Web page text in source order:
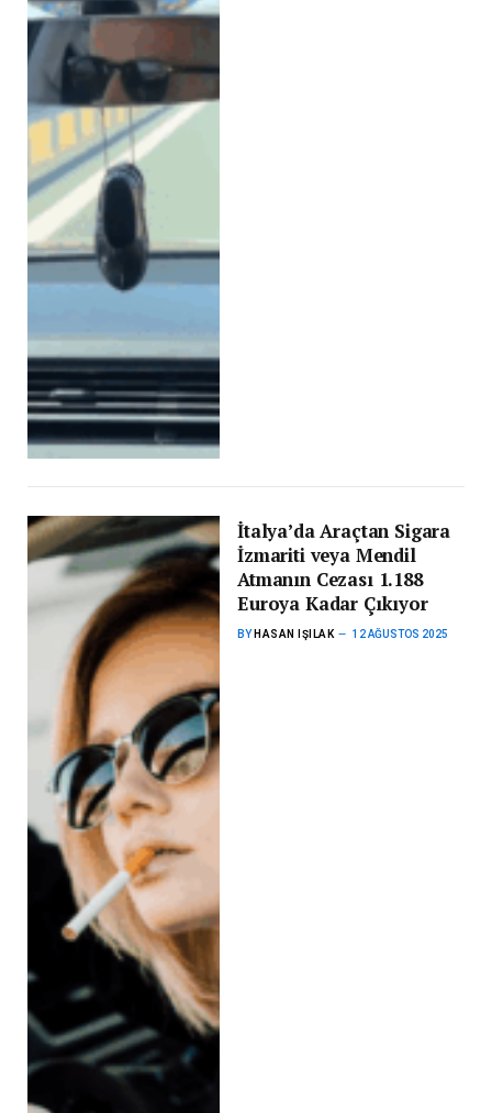
İtalya’da Araçtan Sigara
İzmariti veya Mendil
Atmanın Cezası 1.188
Euroya Kadar Çıkıyor
BY HASAN IŞILAK 12 AĞUSTOS 2025